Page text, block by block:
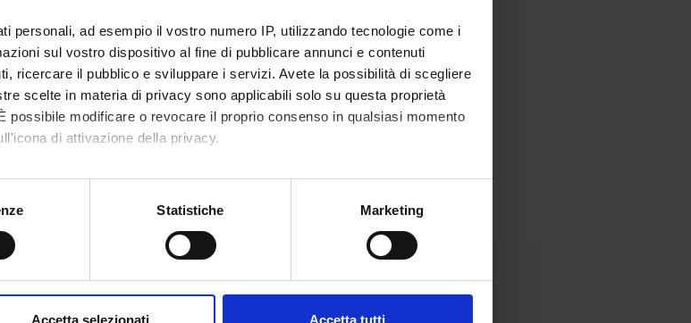
personali, ad esempio il vostro numero IP, utilizzando tecnologie come i
sul vostro dispositivo al fine di pubblicare annunci e contenuti
ricercare il pubblico e sviluppare i servizi. Avete la possibilità di scegliere
scelte in materia di privacy sono applicabili solo su questa proprietà
possibile modificare o revocare il proprio consenso in qualsiasi momento
di attivazione della privacy.
geografica, con un'approssimazione di qualche metro,
dalla Dichiarazione sui cookie.
Statistiche Marketing
Accetta selezionati Accetta tutti